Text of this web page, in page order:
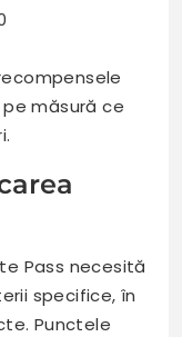
măsură ce
Pass necesită
specifice, în
Punctele